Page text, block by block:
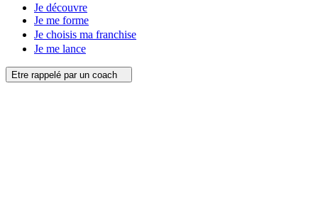
Je découvre
Je me forme
Je choisis ma franchise
Je me lance
Etre rappelé par un coach